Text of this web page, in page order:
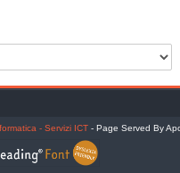
- Servizi ICT- Page Served By